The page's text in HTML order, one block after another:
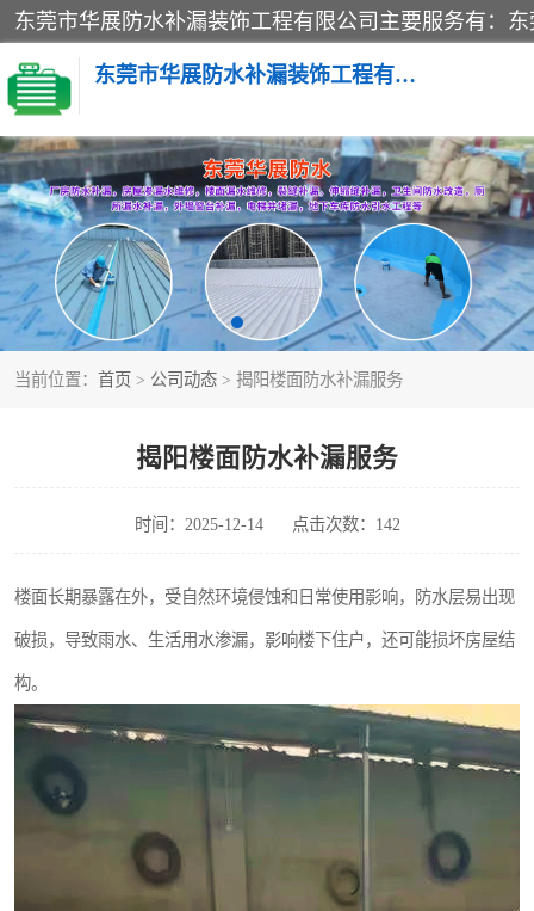
东莞市华展防水补漏装饰工程有限公司
当前位置： 首页 > 公司动态 > 揭阳楼面防水补漏服务
揭阳楼面防水补漏服务
时间：2025-12-14 点击次数：142
楼面长期暴露在外，受自然环境侵蚀和日常使用影响，防水层易出现
破损，导致雨水、生活用水渗漏，影响楼下住户，还可能损坏房屋结
构。
楼面防水补漏
阳台卫生间防水补漏
金属房搭建及补漏